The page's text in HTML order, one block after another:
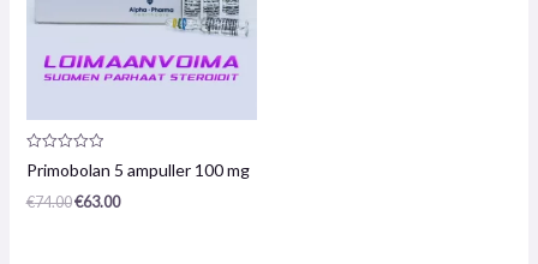
Produktanmeldelse:
0
5
Primobolan 5 ampuller 100 mg
€74.00€63.00